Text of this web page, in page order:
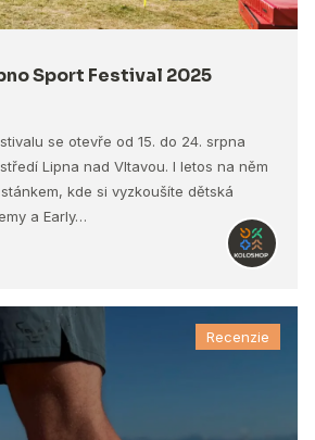
Sport Festival 2025
se otevře od 15. do 24. srpna
Lipna nad Vltavou. I letos na něm
kde si vyzkoušíte dětská
a Early…
Recenzie